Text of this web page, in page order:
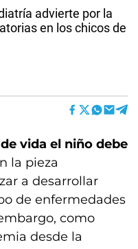
advierte por la
en los chicos de
vida el niño debe
la pieza
a desarrollar
de enfermedades
como
desde la